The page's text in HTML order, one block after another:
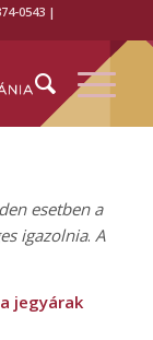
0543 |
esetben a
igazolnia. A
jegyárak